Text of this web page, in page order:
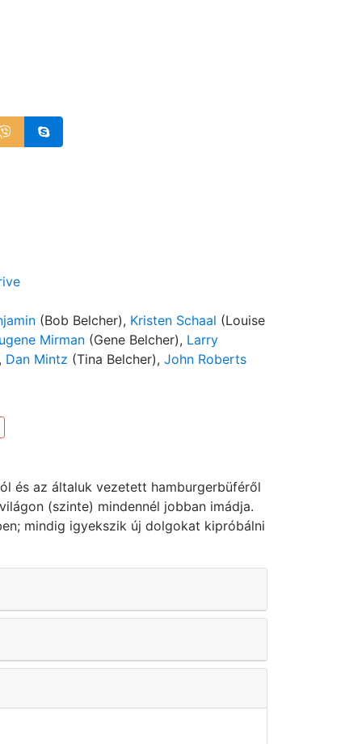
(Bob Belcher), Kristen Schaal (Louise
Mirman (Gene Belcher), Larry
Dan Mintz (Tina Belcher), John Roberts
és az általuk vezetett hamburgerbüféről
(szinte) mindennél jobban imádja.
mindig igyekszik új dolgokat kipróbálni